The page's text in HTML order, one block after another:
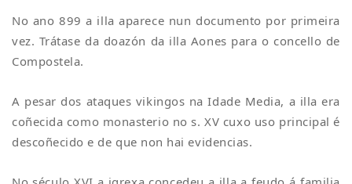
No ano 899 a illa aparece nun documento por primeira
vez. Trátase da doazón da illa Aones para o concello de
Compostela.
A pesar dos ataques vikingos na Idade Media, a illa era
coñecida como monasterio no s. XV cuxo uso principal é
descoñecido e de que non hai evidencias.